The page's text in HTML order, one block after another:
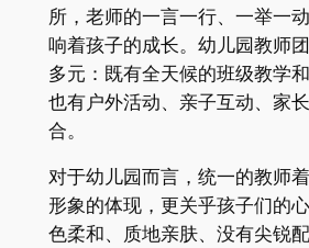
所，老师的一言一行、一举一
响着孩子的成长。幼儿园教师
多元：既有全天候的班级教学
也有户外活动、亲子互动、家
合。
对于幼儿园而言，统一的教师
形象的体现，更关乎孩子们的
色柔和、质地亲肤、没有尖锐